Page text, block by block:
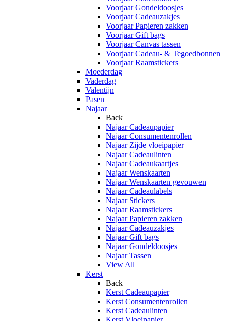
Voorjaar Gondeldoosjes
Voorjaar Cadeauzakjes
Voorjaar Papieren zakken
Voorjaar Gift bags
Voorjaar Canvas tassen
Voorjaar Cadeau- & Tegoedbonnen
Voorjaar Raamstickers
Moederdag
Vaderdag
Valentijn
Pasen
Najaar
Back
Najaar Cadeaupapier
Najaar Consumentenrollen
Najaar Zijde vloeipapier
Najaar Cadeaulinten
Najaar Cadeaukaartjes
Najaar Wenskaarten
Najaar Wenskaarten gevouwen
Najaar Cadeaulabels
Najaar Stickers
Najaar Raamstickers
Najaar Papieren zakken
Najaar Cadeauzakjes
Najaar Gift bags
Najaar Gondeldoosjes
Najaar Tassen
View All
Kerst
Back
Kerst Cadeaupapier
Kerst Consumentenrollen
Kerst Cadeaulinten